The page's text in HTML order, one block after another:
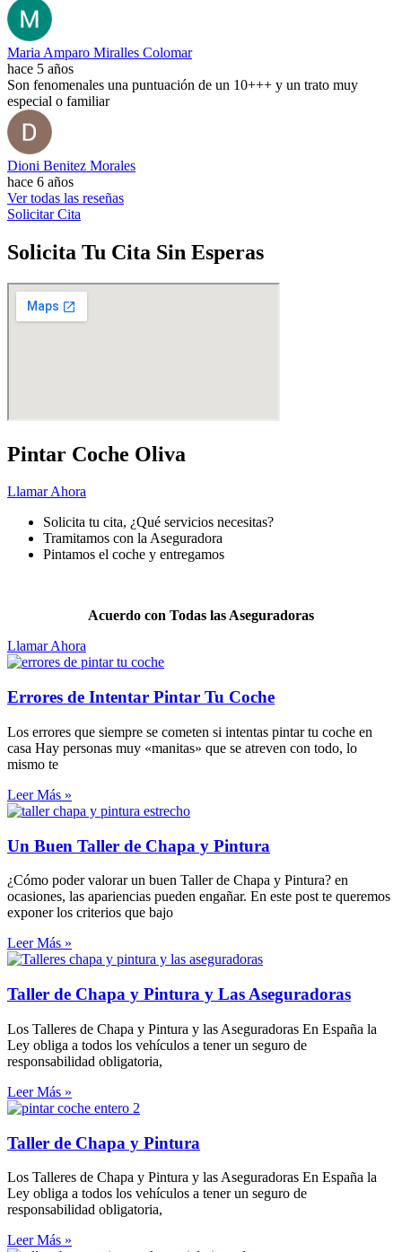
Maria Amparo Miralles Colomar
hace 5 años
Son fenomenales una puntuación de un 10+++ y un trato muy
especial o familiar
Dioni Benitez Morales
hace 6 años
Ver todas las reseñas
Solicitar Cita
Solicita Tu Cita Sin Esperas
Pintar Coche Oliva
Llamar Ahora
Solicita tu cita, ¿Qué servicios necesitas?
Tramitamos con la Aseguradora
Pintamos el coche y entregamos
Acuerdo con Todas las Aseguradoras
Llamar Ahora
Errores de Intentar Pintar Tu Coche
Los errores que siempre se cometen si intentas pintar tu coche en
casa Hay personas muy «manitas» que se atreven con todo, lo
mismo te
Leer Más »
Un Buen Taller de Chapa y Pintura
¿Cómo poder valorar un buen Taller de Chapa y Pintura? en
ocasiones, las apariencias pueden engañar. En este post te queremos
exponer los criterios que bajo
Leer Más »
Taller de Chapa y Pintura y Las Aseguradoras
Los Talleres de Chapa y Pintura y las Aseguradoras En España la
Ley obliga a todos los vehículos a tener un seguro de
responsabilidad obligatoria,
Leer Más »
Taller de Chapa y Pintura
Los Talleres de Chapa y Pintura y las Aseguradoras En España la
Ley obliga a todos los vehículos a tener un seguro de
responsabilidad obligatoria,
Leer Más »